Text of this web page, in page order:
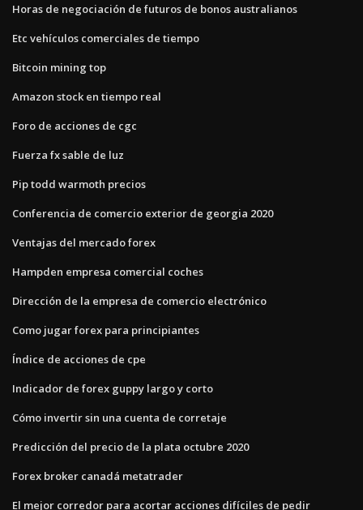
Horas de negociación de futuros de bonos australianos
Etc vehículos comerciales de tiempo
Bitcoin mining top
Amazon stock en tiempo real
Foro de acciones de cgc
Fuerza fx sable de luz
Pip todd warmoth precios
Conferencia de comercio exterior de georgia 2020
Ventajas del mercado forex
Hampden empresa comercial coches
Dirección de la empresa de comercio electrónico
Como jugar forex para principiantes
Índice de acciones de cpe
Indicador de forex guppy largo y corto
Cómo invertir sin una cuenta de corretaje
Predicción del precio de la plata octubre 2020
Forex broker canadá metatrader
El mejor corredor para acortar acciones difíciles de pedir